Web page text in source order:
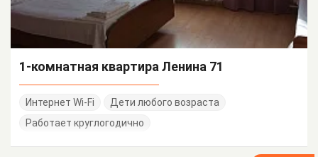
1-комнатная квартира Ленина 71
Интернет Wi-Fi
Дети любого возраста
Работает круглогодично